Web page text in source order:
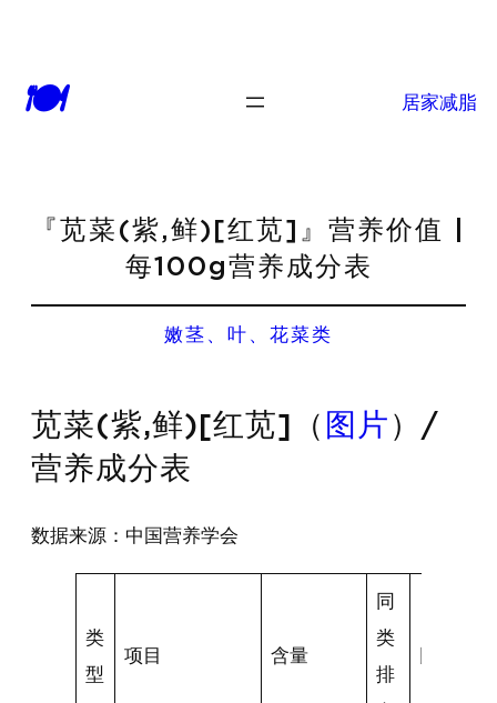
🍽 居家减脂
『苋菜(紫,鲜)[红苋]』营养价值 |
每100g营养成分表
嫩茎、叶、花菜类
苋菜(紫,鲜)[红苋]（ 图片 ）/
营养成分表
数据来源：中国营养学会
类
型
项目 含量
同
类
排